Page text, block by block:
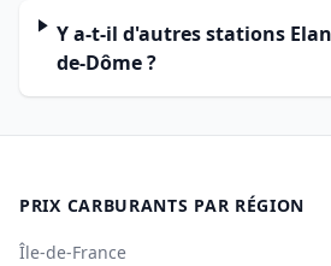
Y a-t-il d'autres stations
de-Dôme ?
PRIX CARBURANTS PAR RÉGION
Île-de-France